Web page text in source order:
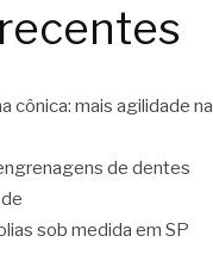
cônica: mais agilidade na
de dentes
sob medida em SP